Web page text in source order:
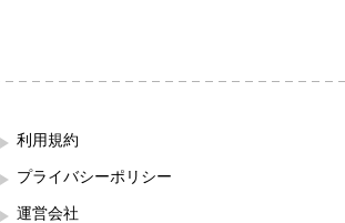
利用規約
プライバシーポリシー
運営会社